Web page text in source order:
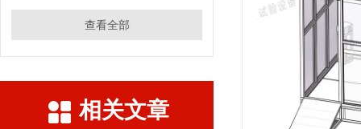
查看全部
相关文章